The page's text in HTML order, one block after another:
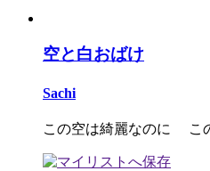
空と白おばけ
Sachi
この空は綺麗なのに こ